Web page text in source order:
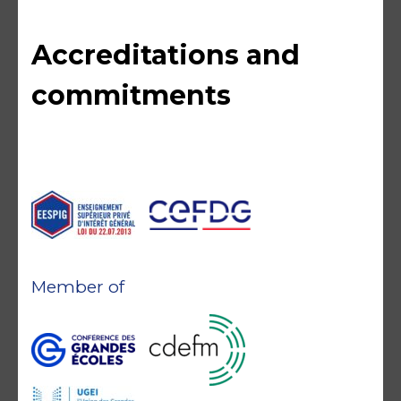
Accreditations and
commitments
Member of